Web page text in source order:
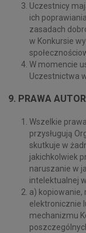
Uczestnicy
ich
zasadach
w Konkursie
W momencie
Uczestnictwa
9. PRAWA
Wszelkie
przysługują
skutkuje w
jakichkolwiek
naruszanie w
intelektualnej
a)
elektronicznie
mechanizmu